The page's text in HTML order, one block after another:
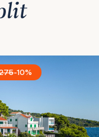
-10%